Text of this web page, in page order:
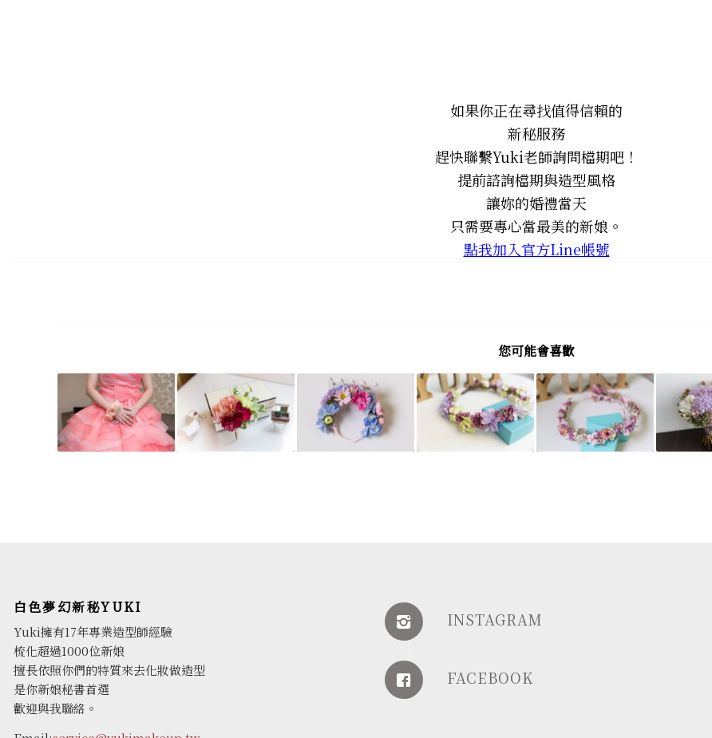
如果你正在尋找值得信賴的
新秘服務
趕快聯繫Yuki老師詢問檔期吧！
提前諮詢檔期與造型風格
讓妳的婚禮當天
只需要專心當最美的新娘。
點我加入官方Line帳號
您可能會喜歡
白色夢幻新秘YUKI
Yuki擁有17年專業造型師經驗
梳化超過1000位新娘
擅長依照你們的特質來去化妝做造型
是你新娘秘書首選
歡迎與我聯絡。
INSTAGRAM
FACEBOOK